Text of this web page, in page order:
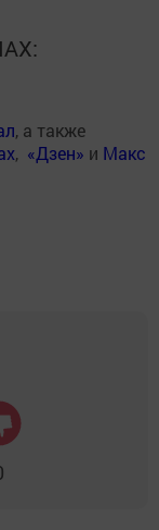
, а также
, «Дзен» и Макс